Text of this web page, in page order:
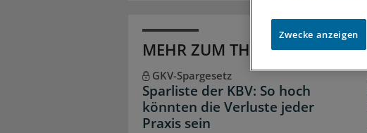
MEHR ZUM THEMA
GKV-Spargesetz
Sparliste der KBV: So hoch
könnten die Verluste jeder
Praxis sein
Zwecke anzeigen